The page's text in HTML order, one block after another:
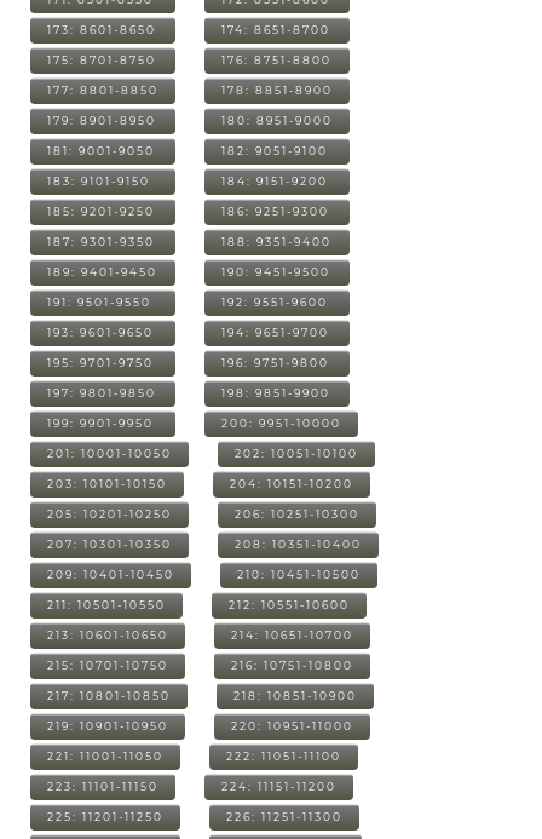
173: 8601-8650 174: 8651-8700
175: 8701-8750 176: 8751-8800
177: 8801-8850 178: 8851-8900
179: 8901-8950 180: 8951-9000
181: 9001-9050 182: 9051-9100
183: 9101-9150 184: 9151-9200
185: 9201-9250 186: 9251-9300
187: 9301-9350 188: 9351-9400
189: 9401-9450 190: 9451-9500
191: 9501-9550 192: 9551-9600
193: 9601-9650 194: 9651-9700
195: 9701-9750 196: 9751-9800
197: 9801-9850 198: 9851-9900
199: 9901-9950 200: 9951-10000
201: 10001-10050 202: 10051-10100
203: 10101-10150 204: 10151-10200
205: 10201-10250 206: 10251-10300
207: 10301-10350 208: 10351-10400
209: 10401-10450 210: 10451-10500
211: 10501-10550 212: 10551-10600
213: 10601-10650 214: 10651-10700
215: 10701-10750 216: 10751-10800
217: 10801-10850 218: 10851-10900
219: 10901-10950 220: 10951-11000
221: 11001-11050 222: 11051-11100
223: 11101-11150 224: 11151-11200
225: 11201-11250 226: 11251-11300